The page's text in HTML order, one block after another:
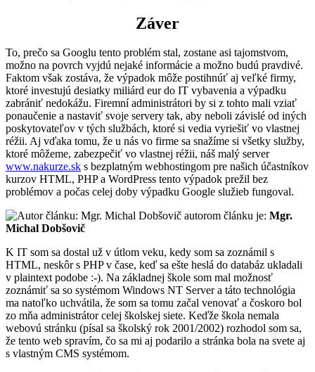
Záver
To, prečo sa Googlu tento problém stal, zostane asi tajomstvom,
možno na povrch vyjdú nejaké informácie a možno budú pravdivé.
Faktom však zostáva, že výpadok môže postihnúť aj veľké firmy,
ktoré investujú desiatky miliárd eur do IT vybavenia a výpadku
zabrániť nedokážu. Firemní administrátori by si z tohto mali vziať
ponaučenie a nastaviť svoje servery tak, aby neboli závislé od iných
poskytovateľov v tých službách, ktoré si vedia vyriešiť vo vlastnej
réžii. Aj vďaka tomu, že u nás vo firme sa snažíme si všetky služby,
ktoré môžeme, zabezpečiť vo vlastnej réžii, náš malý server
www.nakurze.sk s bezplatným webhostingom pre našich účastníkov
kurzov HTML, PHP a WordPress tento výpadok prežil bez
problémov a počas celej doby výpadku Google služieb fungoval.
autorom článku je: Mgr.
Michal Dobšovič
K IT som sa dostal už v útlom veku, kedy som sa zoznámil s
HTML, neskôr s PHP v čase, keď sa ešte heslá do databáz ukladali
v plaintext podobe :-). Na základnej škole som mal možnosť
zoznámiť sa so systémom Windows NT Server a táto technológia
ma natoľko uchvátila, že som sa tomu začal venovať a čoskoro bol
zo mňa administrátor celej školskej siete. Keďže škola nemala
webovú stránku (písal sa školský rok 2001/2002) rozhodol som sa,
že tento web spravím, čo sa mi aj podarilo a stránka bola na svete aj
s vlastným CMS systémom.